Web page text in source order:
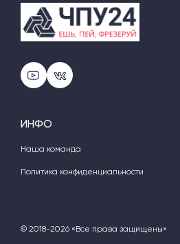
ИНФО
Наша команда
Политика конфиденциальности
© 2018-2026 «Все права защищены»